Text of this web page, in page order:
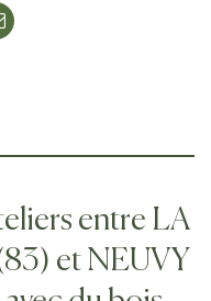
entre LA
et NEUVY